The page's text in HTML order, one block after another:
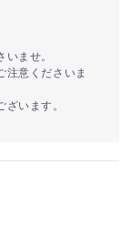
ませ。
注意くださいま
います。